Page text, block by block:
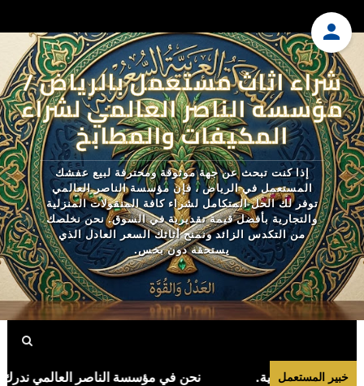
شراء اثاث مستعمل بالرياض /
مؤسسه الناصر العالمي لشراء
المكيفات والمطابخ
إذا كنت تبحث عن جهة موثوقة ومحترفة لبيع عفشك
المستعمل في الرياض ، فإن مؤسسة الناصر العالمي
توفر لك الحل المتكامل لشراء كافة المنقولات المنزلية
والتجارية بأفضل قيمة تقديرية في السوق. نحن نخلصك
من التكدس الزائد ونمنح أثاثك السعر العادل الذي
يستحقه دون بخس.
خبير المستعمل